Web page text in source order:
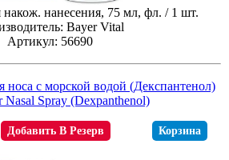
накож. нанесения, 75 мл, фл. / 1 шт.
Bayer Vital
Артикул: 56690
с морской водой (Декспантенол)
Spray (Dexpanthenol)
Добавить В Резерв Корзина